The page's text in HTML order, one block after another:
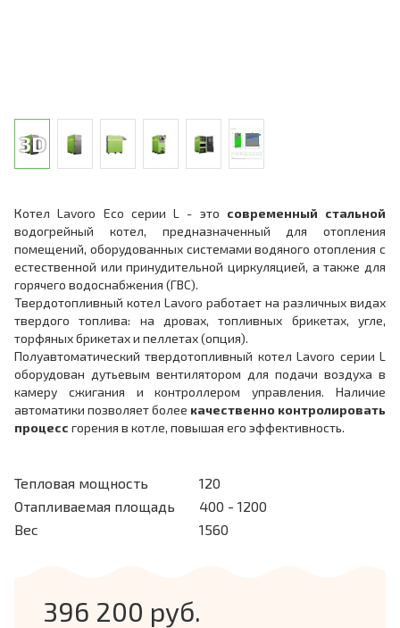
Котел Lavoro Eco серии L - это современный стальной
водогрейный котел, предназначенный для отопления
помещений, оборудованных системами водяного отопления с
естественной или принудительной циркуляцией, а также для
горячего водоснабжения (ГВС).
Твердотопливный котел Lavoro работает на различных видах
твердого топлива: на дровах, топливных брикетах, угле,
торфяных брикетах и пеллетах (опция).
Полуавтоматический твердотопливный котел Lavoro серии L
оборудован дутьевым вентилятором для подачи воздуха в
камеру сжигания и контроллером управления. Наличие
автоматики позволяет более качественно контролировать
процесс горения в котле, повышая его эффективность.
Тепловая мощность
120
Отапливаемая площадь
400 - 1200
Вес
1560
396 200 руб.